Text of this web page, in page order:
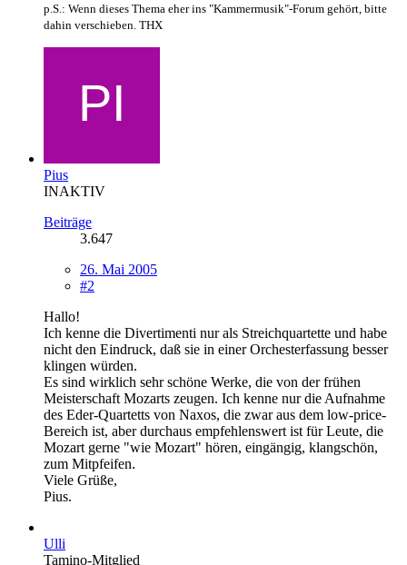
p.S.: Wenn dieses Thema eher ins "Kammermusik"-Forum gehört, bitte
dahin verschieben. THX
Pius
INAKTIV
Beiträge
3.647
26. Mai 2005
#2
Hallo!
Ich kenne die Divertimenti nur als Streichquartette und habe
nicht den Eindruck, daß sie in einer Orchesterfassung besser
klingen würden.
Es sind wirklich sehr schöne Werke, die von der frühen
Meisterschaft Mozarts zeugen. Ich kenne nur die Aufnahme
des Eder-Quartetts von Naxos, die zwar aus dem low-price-
Bereich ist, aber durchaus empfehlenswert ist für Leute, die
Mozart gerne "wie Mozart" hören, eingängig, klangschön,
zum Mitpfeifen.
Viele Grüße,
Pius.
Ulli
Tamino-Mitglied